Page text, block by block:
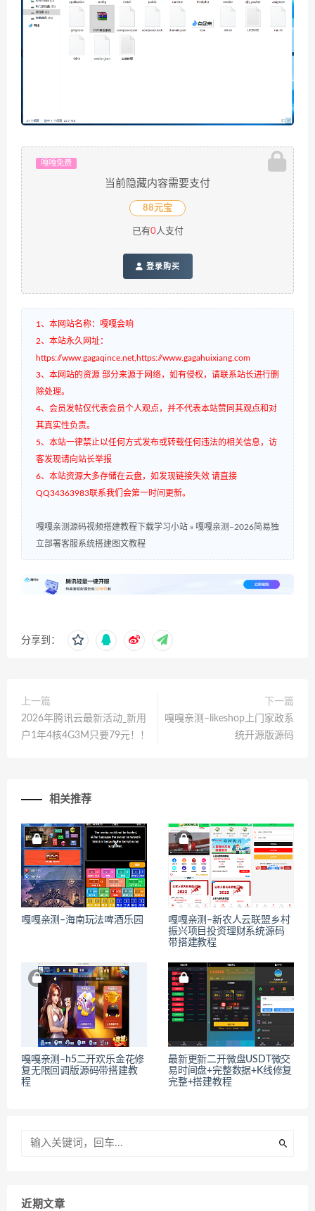
嘎嘎免费
当前隐藏内容需要支付
88元宝
已有0人支付
登录购买
1、本网站名称：嘎嘎会响
2、本站永久网址：
https://www.gagaqince.net,https://www.gagahuixiang.com
3、本网站的资源 部分来源于网络，如有侵权，请联系站长进行删
除处理。
4、会员发帖仅代表会员个人观点，并不代表本站赞同其观点和对
其真实性负责。
5、本站一律禁止以任何方式发布或转载任何违法的相关信息，访
客发现请向站长举报
6、本站资源大多存储在云盘，如发现链接失效 请直接
QQ34363983联系我们会第一时间更新。
嘎嘎亲测源码视频搭建教程下载学习小站 » 嘎嘎亲测–2026简易独
立部署客服系统搭建图文教程
分享到：
上一篇
2026年腾讯云最新活动_新用
户1年4核4G3M只要79元！！
下一篇
嘎嘎亲测–likeshop上门家政系
统开源版源码
相关推荐
嘎嘎亲测–海南玩法啤酒乐园
嘎嘎亲测–新农人云联盟乡村
振兴项目投资理财系统源码
带搭建教程
嘎嘎亲测–h5二开欢乐金花修
复无限回调版源码带搭建教
程
最新更新二开微盘USDT微交
易时间盘+完整数据+K线修复
完整+搭建教程
近期文章